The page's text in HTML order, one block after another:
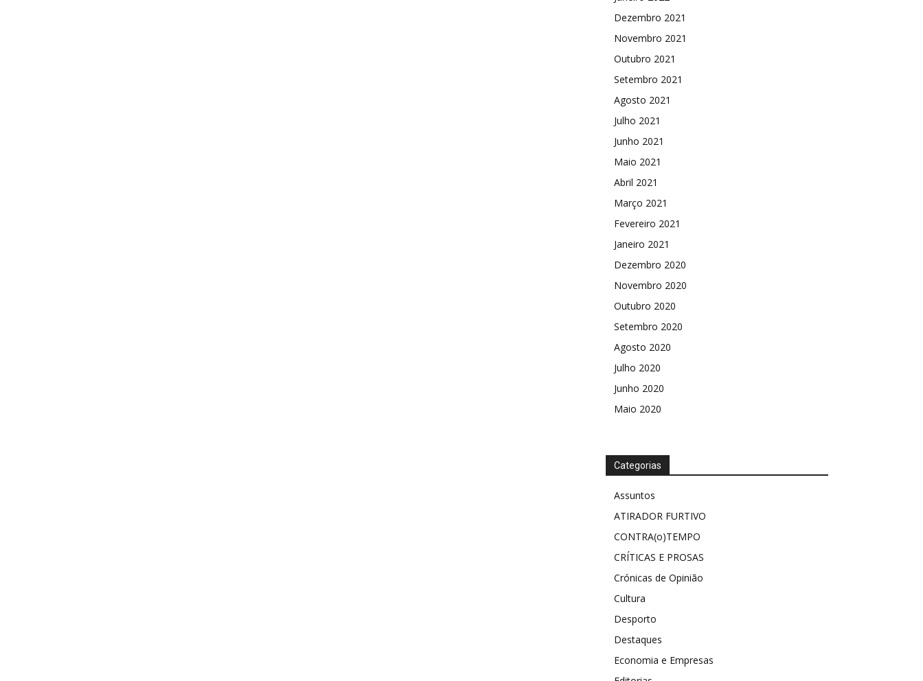
Dezembro 2021
Novembro 2021
Outubro 2021
Setembro 2021
Agosto 2021
Julho 2021
Junho 2021
Maio 2021
Abril 2021
Março 2021
Fevereiro 2021
Janeiro 2021
Dezembro 2020
Novembro 2020
Outubro 2020
Setembro 2020
Agosto 2020
Julho 2020
Junho 2020
Maio 2020
Categorias
Assuntos
ATIRADOR FURTIVO
CONTRA(o)TEMPO
CRÍTICAS E PROSAS
Crónicas de Opinião
Cultura
Desporto
Destaques
Economia e Empresas